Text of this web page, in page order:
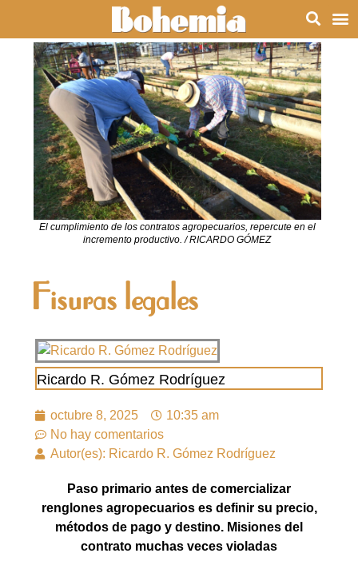
El cumplimiento de los contratos agropecuarios, repercute en el
incremento productivo. / RICARDO GÓMEZ
Fisuras legales
Ricardo R. Gómez Rodríguez
octubre 8, 2025
10:35 am
No hay comentarios
Autor(es): Ricardo R. Gómez Rodríguez
Paso primario antes de comercializar
renglones agropecuarios es definir su precio,
métodos de pago y destino. Misiones del
contrato muchas veces violadas